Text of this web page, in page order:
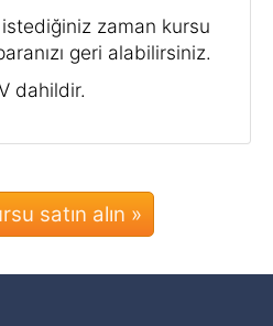
zaman kursu
geri alabilirsiniz.
dahildir.
satın alın »